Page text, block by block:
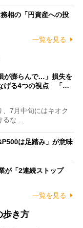
相の「円資産への投
一覧を見る
が膨らんで…」損失を
げる4つの視点 「…
7月中旬にはキオク
るな…
は足踏み」が意味
が「2連続ストップ
一覧を見る
歩き方